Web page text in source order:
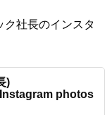
社長のインスタ
)
photos